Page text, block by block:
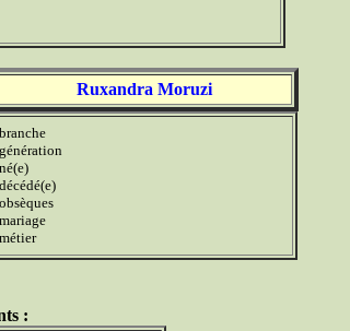
Ruxandra Moruzi
branche
génération
né(e)
décédé(e)
obsèques
mariage
métier
: